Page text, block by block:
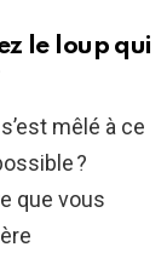
le loup qui
mêlé à ce
?
que vous